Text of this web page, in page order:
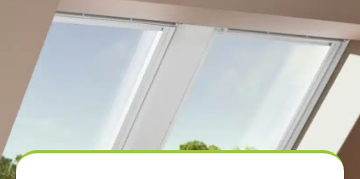
- durée de vie jusqu'à 60 ans
zéro pont thermique
en périphérie